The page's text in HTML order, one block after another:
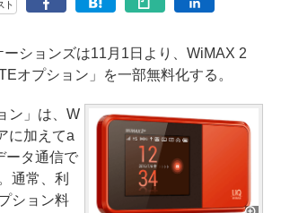
ト
ションズは11月1日より、WiMAX 2
オプション」を一部無料化する。
ン」は、W
に加えてa
ータ通信で
通常、利
ション料